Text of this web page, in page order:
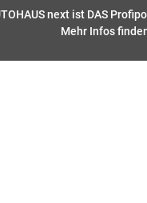
next ist DAS
Mehr Infos